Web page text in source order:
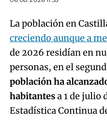
La población en
creciendo aunque a
de 2026 residían en
personas, en el
población ha
habitantesa 1 de julio
Estadística Continua